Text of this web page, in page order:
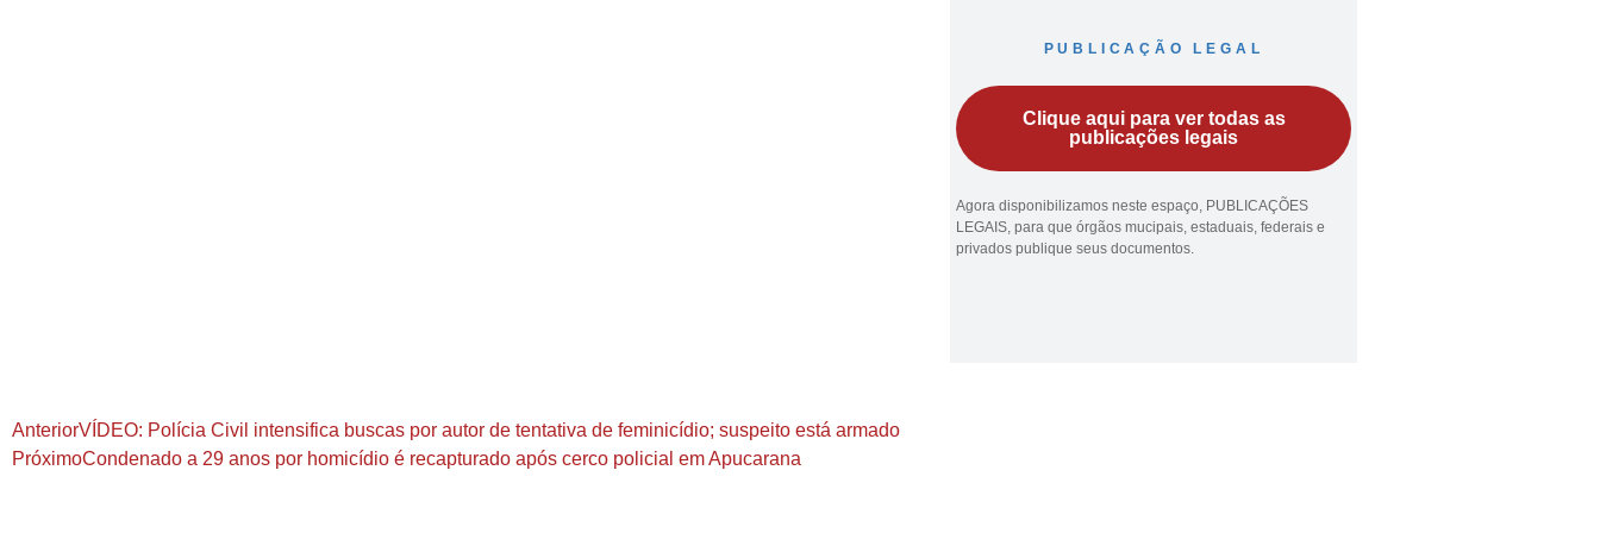
PUBLICAÇÃO LEGAL
Clique aqui para ver todas as
publicações legais
Agora disponibilizamos neste espaço, PUBLICAÇÕES
LEGAIS, para que órgãos mucipais, estaduais, federais e
privados publique seus documentos.
AnteriorVÍDEO: Polícia Civil intensifica buscas por autor de tentativa de feminicídio; suspeito está armado
PróximoCondenado a 29 anos por homicídio é recapturado após cerco policial em Apucarana